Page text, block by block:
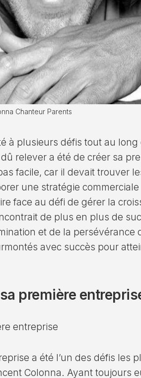
Chanteur Parents
à plusieurs défis tout au long
relever a été de créer sa
facile, car il devait trouver
une stratégie commerciale
face au défi de gérer la
de plus en plus de
et de la persévérance
avec succès pour
première
entreprise
a été l’un des défis les
Colonna. Ayant toujours